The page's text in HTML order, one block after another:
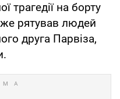
трагедії на борту
рятував людей
друга Парвіза,